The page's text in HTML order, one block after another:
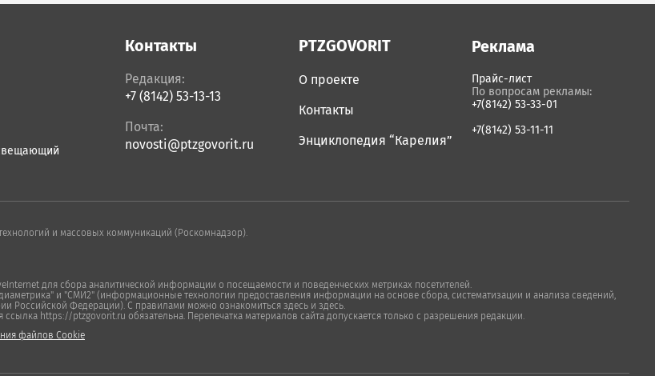
Контакты
Редакция:
+7 (8142) 53-13-13
Почта:
novosti@ptzgovorit.ru
PTZGOVORIT
О проекте
Контакты
Энциклопедия “Карелия”
Реклама
Прайс-лист
По вопросам рекламы:
+7(8142) 53-33-01
+7(8142) 53-11-11
и массовых коммуникаций (Роскомнадзор).
для сбора аналитической информации о посещаемости и поведенческих метриках посетителей.
и "СМИ2" (информационные технологии предоставления информации на основе сбора, систематизации и анализа сведений,
Российской Федерации). С правилами можно ознакомиться здесь и здесь.
https://ptzgovorit.ru обязательна. Перепечатка материалов сайта допускается только с разрешения редакции.
файлов Cookie